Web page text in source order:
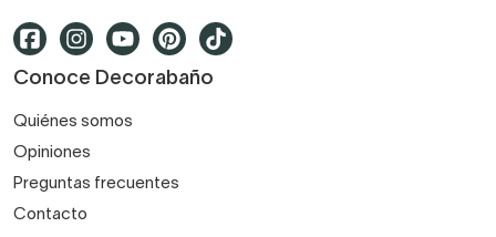
Conoce Decorabaño
Quiénes somos
Opiniones
Preguntas frecuentes
Contacto